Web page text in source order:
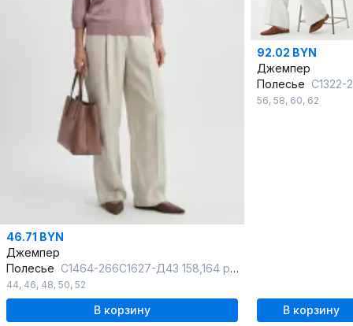
46.71 BYN
Джемпер
Полесье С1464-266С1627-Д43 158,164 розовый_рассвет
44, 46, 48, 50, 52
В корзину
92.02 BYN
Джемпер
Полесье С1322-25 6С1570-Д43 158,164
56, 58, 60, 62
В корзину